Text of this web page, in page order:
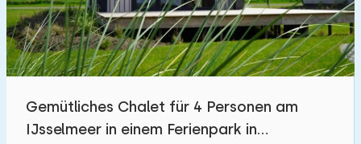
Unterkunft
Im Ferienpark
Gemütliches Chalet für 4 Personen am
IJsselmeer in einem Ferienpark in